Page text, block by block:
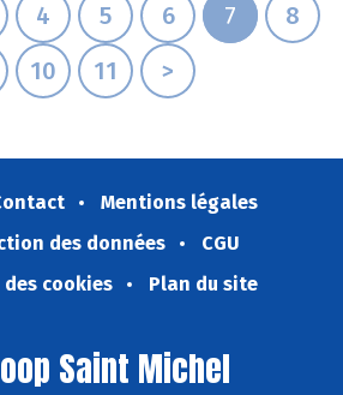
4 5 6 7
8
10 11 >
Mentions légales
des données
CGU
cookies
Plan du site
Saint Michel